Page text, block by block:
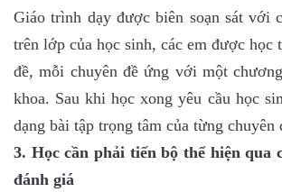
Giáo trình dạy được biên soạn sát với
trên lớp của học sinh, các em được học
đề, mỗi chuyên đề ứng với một
khoa. Sau khi học xong yêu cầu học
dạng bài tập trọng tâm của từng chuyên
3. Học cần phải tiến bộ thể hiện qua
đánh giá